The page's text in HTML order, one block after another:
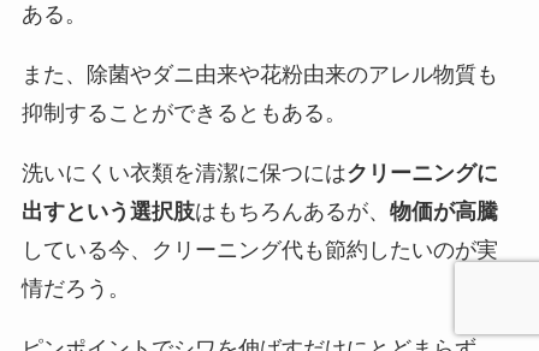
ある。
また、除菌やダニ由来や花粉由来のアレル物質も
抑制することができるともある。
洗いにくい衣類を清潔に保つにはクリーニングに
出すという選択肢はもちろんあるが、 物価が高騰
している今、クリーニング代も節約したいのが実
情だろう。